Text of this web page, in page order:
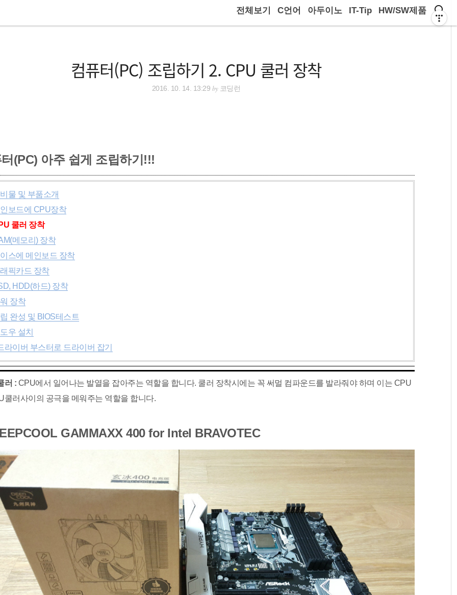
전체보기 C언어 아두이노 IT-Tip HW/SW제품
컴퓨터(PC) 조립하기 2. CPU 쿨러 장착
2016. 10. 14. 13:29 by코딩런
(PC) 아주 쉽게 조립하기!!!
물 및 부품소개
보드에 CPU장착
쿨러 장착
메모리) 장착
스에 메인보드 장착
픽카드 장착
HDD(하드) 장착
장착
완성 및 BIOS테스트
우 설치
라이버 부스터로 드라이버 잡기
러 : CPU에서 일어나는 발열을 잡아주는 역할을 합니다. 쿨러 장착시에는 꼭 써멀 컴파운드를 발라줘야 하며 이는 CPU
쿨러사이의 공극을 메워주는 역할을 합니다.
GAMMAXX 400 for Intel BRAVOTEC